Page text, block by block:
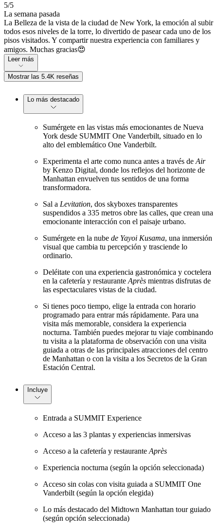
5/5
La semana pasada
La Belleza de la vista de la ciudad de New York, la emoción al subir
todos esos niveles de la torre, lo divertido de pasear cada uno de los
pisos visitados. Y compartir nuestra experiencia con familiares y
amigos. Muchas gracias😍
Leer más
Mostrar las 5.4K reseñas
Lo más destacado
Sumérgete en las vistas más emocionantes de Nueva
York desde SUMMIT One Vanderbilt, situado en lo
alto del emblemático One Vanderbilt.
Experimenta el arte como nunca antes a través deAir
by Kenzo Digital, donde los reflejos del horizonte de
Manhattan envuelven tus sentidos de una forma
transformadora.
Sal a Levitation, dos skyboxes transparentes
suspendidos a 335 metros obre las calles, que crean una
emocionante interacción con el paisaje urbano.
Sumérgete en la nube de Yayoi Kusama, una inmersión
visual que cambia tu percepción y trasciende lo
ordinario.
Deléitate con una experiencia gastronómica y coctelera
en la cafetería y restauranteAprès mientras disfrutas de
las espectaculares vistas de la ciudad.
Si tienes poco tiempo, elige la entrada con horario
programado para entrar más rápidamente. Para una
visita más memorable, considera la experiencia
nocturna. También puedes mejorar tu viaje combinando
tu visita a la plataforma de observación con una visita
guiada a otras de las principales atracciones del centro
de Manhattan o con la visita a los Secretos de la Gran
Estación Central.
Incluye
Entrada a SUMMIT Experience
Acceso a las 3 plantas y experiencias inmersivas
Acceso a la cafetería y restaurante Après
Experiencia nocturna (según la opción seleccionada)
Acceso sin colas con visita guiada a SUMMIT One
Vanderbilt (según la opción elegida)
Lo más destacado del Midtown Manhattan tour guiado
(según opción seleccionada)